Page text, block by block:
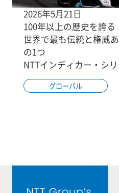
2026年5月21日
100年以上の歴史を誇る
世界で最も伝統と権威
の1つ
NTTインディカー・シリ
グローバル